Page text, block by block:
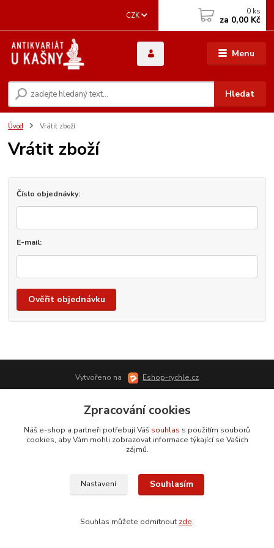
Menu
CZK
Hledat
0 ks
za 0,00 Kč
Úvod Vrátit zboží
Vrátit zboží
Číslo objednávky:
E-mail:
Ověřit objednávku
Vytvořeno na Eshop-rychle.cz
Zpracování cookies
Náš e-shop a partneři potřebují Váš souhlas s použitím souborů
cookies, aby Vám mohli zobrazovat informace týkající se Vašich
zájmů.
Nastavení Souhlasím
Souhlas můžete odmítnout zde.